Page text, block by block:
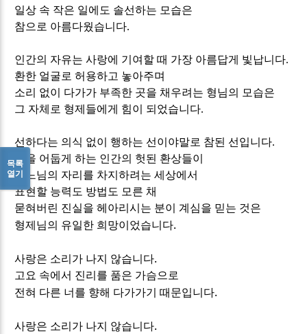
일상 속 작은 일에도 솔선하는 모습은
참으로 아름다웠습니다.
인간의 자유는 사랑에 기여할 때 가장 아름답게 빛납니다.
환한 얼굴로 허용하고 놓아주며
소리 없이 다가가 부족한 곳을 채우려는 형님의 모습은
그 자체로 형제들에게 힘이 되었습니다.
선하다는 의식 없이 행하는 선이야말로 참된 선입니다.
선을 어둡게 하는 인간의 헛된 환상들이
하느님의 자리를 차지하려는 세상에서
표현할 능력도 방법도 모른 채
묻혀버린 진실을 헤아리시는 분이 계심을 믿는 것은
형제님의 유일한 희망이었습니다.
사랑은 소리가 나지 않습니다.
고요 속에서 진리를 품은 가슴으로
전혀 다른 너를 향해 다가가기 때문입니다.
사랑은 소리가 나지 않습니다.
목록
열기